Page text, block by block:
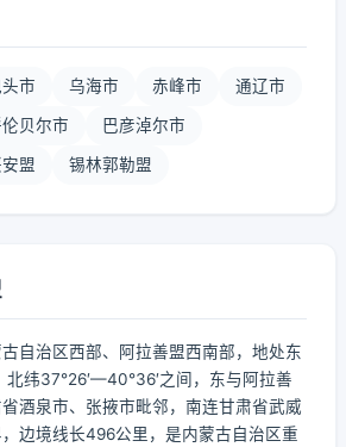
市 乌海市 赤峰市 通辽市
伦贝尔市 巴彦淖尔市
盟 锡林郭勒盟
自治区西部、阿拉善盟西南部，地处东
北纬37°26′—40°36′之间，东与阿拉善
酒泉市、张掖市毗邻，南连甘肃省武威
边境线长496公里，是内蒙古自治区重